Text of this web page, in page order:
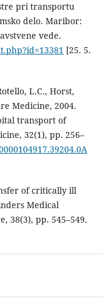
pri transportu
delo. Maribor:
vede.
[25. 5.
L.C., Horst,
Medicine, 2004.
transport of
32(1), pp. 256–
of critically ill
Medical
38(3), pp. 545–549.